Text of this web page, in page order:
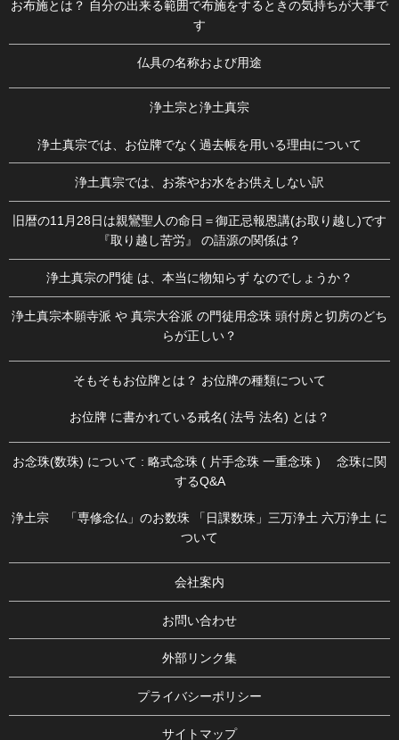
お布施とは？ 自分の出来る範囲で布施をするときの気持ちが大事で
す
仏具の名称および用途
浄土宗と浄土真宗
浄土真宗では、お位牌でなく過去帳を用いる理由について
浄土真宗では、お茶やお水をお供えしない訳
旧暦の11月28日は親鸞聖人の命日＝御正忌報恩講(お取り越し)です
『取り越し苦労』 の語源の関係は？
浄土真宗の門徒 は、本当に物知らず なのでしょうか？
浄土真宗本願寺派 や 真宗大谷派 の門徒用念珠 頭付房と切房のどち
らが正しい？
そもそもお位牌とは？ お位牌の種類について
お位牌 に書かれている戒名( 法号 法名) とは？
お念珠(数珠) について : 略式念珠 ( 片手念珠 一重念珠 ) 念珠に関
するQ&A
浄土宗 「専修念仏」のお数珠 「日課数珠」三万浄土 六万浄土 に
ついて
会社案内
お問い合わせ
外部リンク集
プライバシーポリシー
サイトマップ